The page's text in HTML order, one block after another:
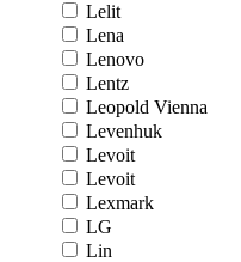
Lelit
Lena
Lenovo
Lentz
Leopold Vienna
Levenhuk
Levoit
Levoit
Lexmark
LG
Lin